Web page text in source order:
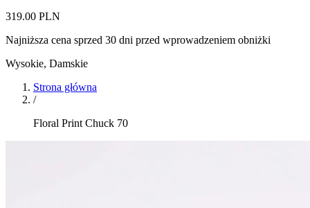
319.00 PLN
Najniższa cena sprzed 30 dni przed wprowadzeniem obniżki
Wysokie, Damskie
Strona główna
/
Floral Print Chuck 70